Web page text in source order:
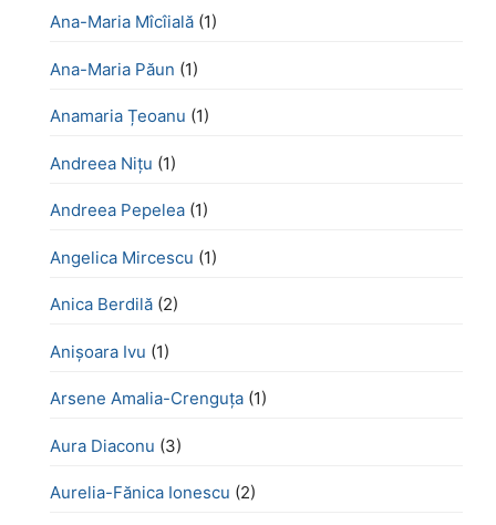
Ana-Maria Mîcîială (1)
Ana-Maria Păun (1)
Anamaria Țeoanu (1)
Andreea Nițu (1)
Andreea Pepelea (1)
Angelica Mircescu (1)
Anica Berdilă (2)
Anișoara Ivu (1)
Arsene Amalia-Crenguța (1)
Aura Diaconu (3)
Aurelia-Fănica Ionescu (2)